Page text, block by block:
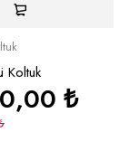
Koltuk
₺